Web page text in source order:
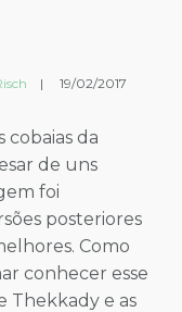
|
19/02/2017
cobaias da
de uns
foi
posteriores
Como
conhecer esse
Thekkady e as